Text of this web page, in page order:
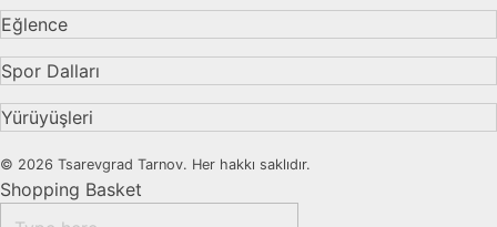
Eğlence
Spor Dalları
Yürüyüşleri
© 2026 Tsarevgrad Tarnov. Her hakkı saklıdır.
Shopping Basket